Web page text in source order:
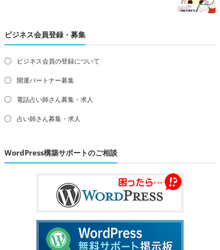
ビジネス会員登録・募集
ビジネス会員の登録について
開運パートナー募集
電話占い師さん募集・求人
占い師さん募集・求人
WordPress構築サポートのご相談